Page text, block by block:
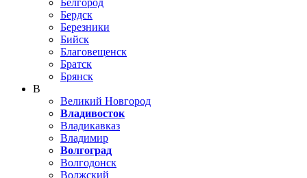
Белгород
Бердск
Березники
Бийск
Благовещенск
Братск
Брянск
В
Великий Новгород
Владивосток
Владикавказ
Владимир
Волгоград
Волгодонск
Волжский